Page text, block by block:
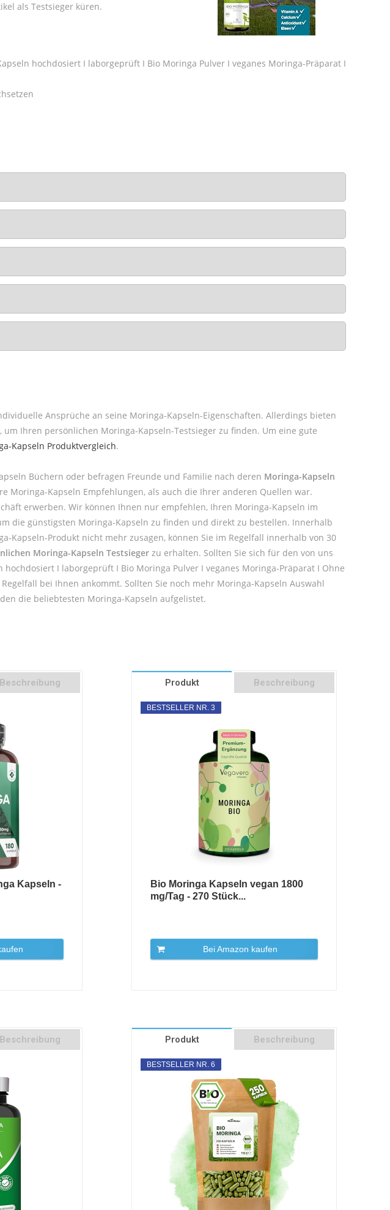
als Testsieger küren.
hochdosiert I laborgeprüft I Bio Moringa Pulver I veganes Moringa-Präparat I
Ansprüche an seine Moringa-Kapseln-Eigenschaften. Allerdings bieten
Ihren persönlichen Moringa-Kapseln-Testsieger zu finden. Um eine gute
Kapseln Produktvergleich.
Büchern oder befragen Freunde und Familie nach deren Moringa-Kapseln
Moringa-Kapseln Empfehlungen, als auch die Ihrer anderen Quellen war.
erwerben. Wir können Ihnen nur empfehlen, Ihren Moringa-Kapseln im
die günstigsten Moringa-Kapseln zu finden und direkt zu bestellen. Innerhalb
Kapseln-Produkt nicht mehr zusagen, können Sie im Regelfall innerhalb von 30
Moringa-Kapseln Testsieger zu erhalten. Sollten Sie sich für den von uns
I laborgeprüft I Bio Moringa Pulver I veganes Moringa-Präparat I Ohne
bei Ihnen ankommt. Sollten Sie noch mehr Moringa-Kapseln Auswahl
die beliebtesten Moringa-Kapseln aufgelistet.
Beschreibung
Kapseln -
Produkt Beschreibung
BESTSELLER NR. 3
Bio Moringa Kapseln vegan 1800
mg/Tag - 270 Stück...
Bei Amazon kaufen
Beschreibung Produkt Beschreibung
BESTSELLER NR. 6